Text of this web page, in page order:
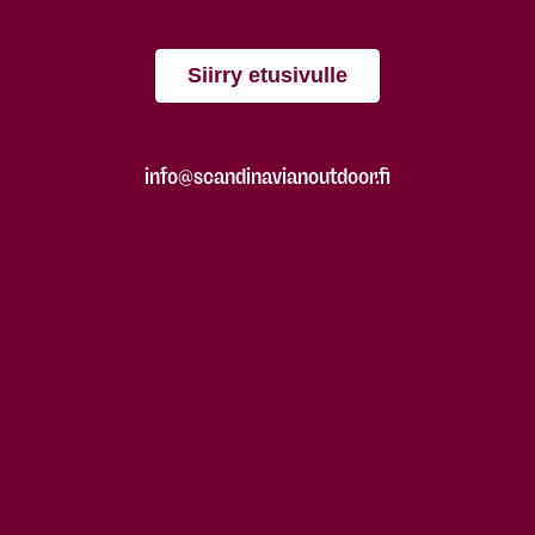
Siirry etusivulle
info@scandinavianoutdoor.fi